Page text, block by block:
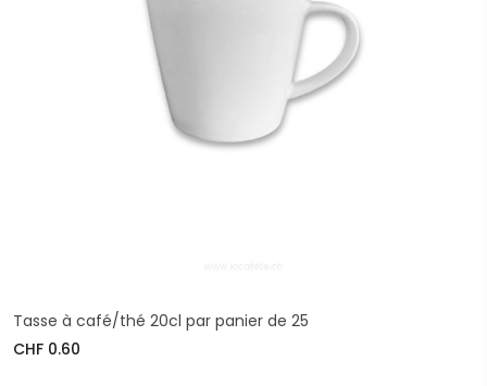
Tasse à café/thé 20cl par panier de 25
CHF 0.60